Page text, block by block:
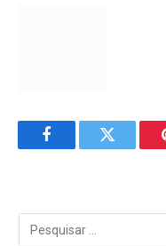
FacebookTwitter